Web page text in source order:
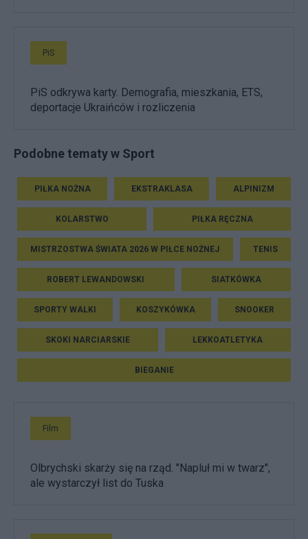
PiS
PiS odkrywa karty. Demografia, mieszkania, ETS,
deportacje Ukraińców i rozliczenia
Podobne tematy w Sport
PIŁKA NOŻNA EKSTRAKLASA ALPINIZM
KOLARSTWO PIŁKA RĘCZNA
MISTRZOSTWA ŚWIATA 2026 W PIŁCE NOŻNEJ TENIS
ROBERT LEWANDOWSKI SIATKÓWKA
SPORTY WALKI KOSZYKÓWKA SNOOKER
SKOKI NARCIARSKIE LEKKOATLETYKA
BIEGANIE
Film
Olbrychski skarży się na rząd. "Napluł mi w twarz",
ale wystarczył list do Tuska